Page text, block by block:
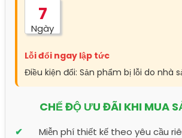
7
Ngày
Lỗi đổi ngay lập tức
Điều kiện đổi: Sản phẩm bị lỗi do nhà
CHẾ ĐỘ ƯU ĐÃI KHI MUA
Miễn phí thiết kế theo yêu cầu